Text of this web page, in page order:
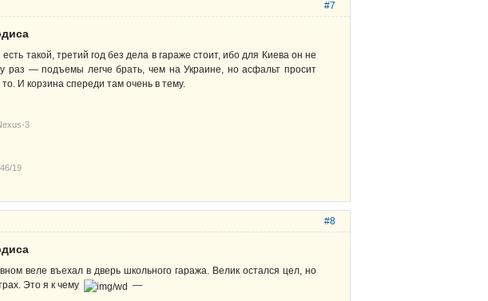
#7
такой, третий год без дела в гараже стоит, ибо для Киева он не
раз — подъемы легче брать, чем на Украине, но асфальт просит
И корзина спереди там очень в тему.
3
19
#8
веле въехал в дверь школьного гаража. Велик остался цел, но
Это я к чему
—